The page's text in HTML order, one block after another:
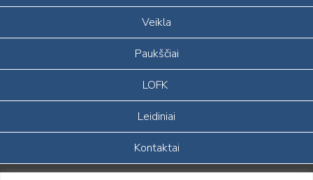
Veikla
Paukščiai
LOFK
Leidiniai
Kontaktai